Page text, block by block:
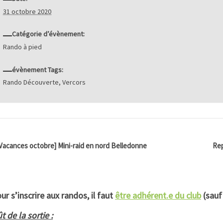
31 octobre 2020
Catégorie d’évènement:
Rando à pied
évènement Tags:
Rando Découverte,Vercors
octobre] Mini-raid en nord Belledonne
s’inscrire aux randos, il faut être adhérent.e du club(sauf
de la sortie :